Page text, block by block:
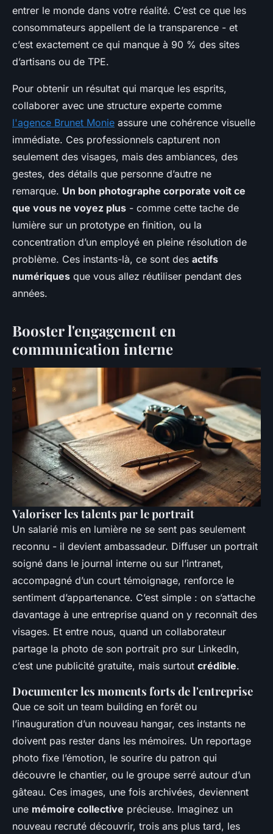
entrer le monde dans votre réalité. C’est ce que les
consommateurs appellent de la transparence - et
c’est exactement ce qui manque à 90 % des sites
d’artisans ou de TPE.
Pour obtenir un résultat qui marque les esprits,
collaborer avec une structure experte comme
l'agence Brunet Monie assure une cohérence visuelle
immédiate. Ces professionnels capturent non
seulement des visages, mais des ambiances, des
gestes, des détails que personne d’autre ne
remarque. Un bon photographe corporate voit ce
que vous ne voyez plus - comme cette tache de
lumière sur un prototype en finition, ou la
concentration d’un employé en pleine résolution de
problème. Ces instants-là, ce sont des actifs
numériques que vous allez réutiliser pendant des
années.
Booster l'engagement en
communication interne
Valoriser les talents par le portrait
Un salarié mis en lumière ne se sent pas seulement
reconnu - il devient ambassadeur. Diffuser un portrait
soigné dans le journal interne ou sur l’intranet,
accompagné d’un court témoignage, renforce le
sentiment d’appartenance. C’est simple : on s’attache
davantage à une entreprise quand on y reconnaît des
visages. Et entre nous, quand un collaborateur
partage la photo de son portrait pro sur LinkedIn,
c’est une publicité gratuite, mais surtout crédible.
Documenter les moments forts de l'entreprise
Que ce soit un team building en forêt ou
l’inauguration d’un nouveau hangar, ces instants ne
doivent pas rester dans les mémoires. Un reportage
photo fixe l’émotion, le sourire du patron qui
découvre le chantier, ou le groupe serré autour d’un
gâteau. Ces images, une fois archivées, deviennent
une mémoire collective précieuse. Imaginez un
nouveau recruté découvrir, trois ans plus tard, les